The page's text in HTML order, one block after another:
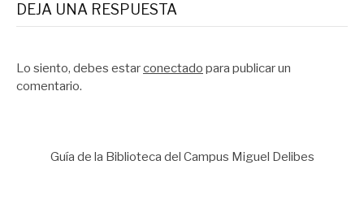
DEJA UNA RESPUESTA
Lo siento, debes estarconectado para publicar un
comentario.
Guía de la Biblioteca del Campus Miguel Delibes